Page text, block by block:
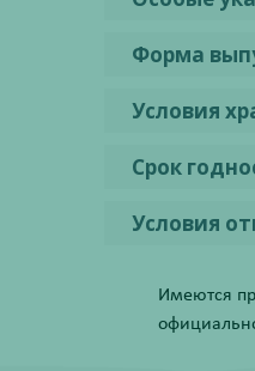
Форма
Условия
Срок
Условия
Имеются